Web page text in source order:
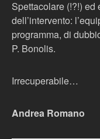
Spettacolare (!?!)
dell’intervento:
programma, di
P. Bonolis.
Irrecuperabile…
Andrea Romano